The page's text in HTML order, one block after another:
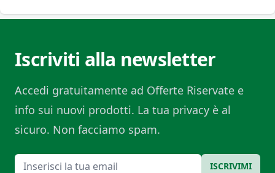
Iscriviti alla newsletter
Accedi gratuitamente ad Offerte Riservate e
info sui nuovi prodotti. La tua privacy è al
sicuro. Non facciamo spam.
Email ISCRIVIMI